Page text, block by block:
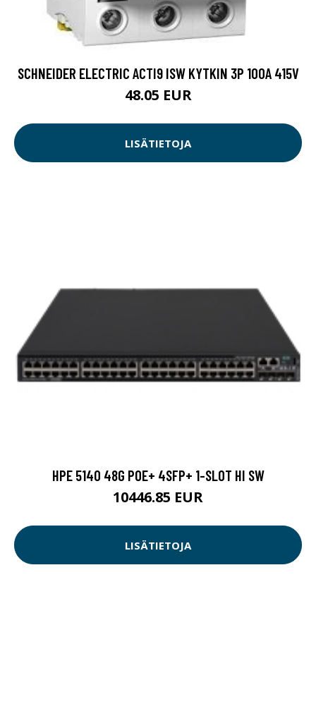
SCHNEIDER ELECTRIC ACTI9 ISW KYTKIN 3P 100A 415V
48.05 EUR
LISÄTIETOJA
HPE 5140 48G POE+ 4SFP+ 1-SLOT HI SW
10446.85 EUR
LISÄTIETOJA